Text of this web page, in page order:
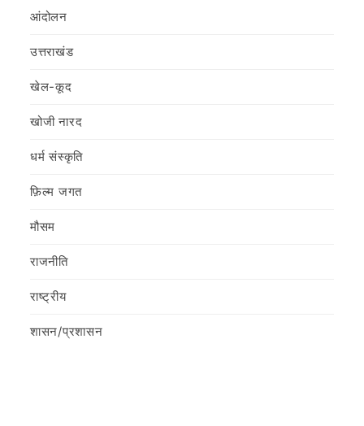
आंदोलन
उत्तराखंड
खेल-कूद
खोजी नारद
धर्म संस्कृति
फ़िल्‍म जगत
मौसम
राजनीति
राष्ट्रीय
शासन/प्रशासन